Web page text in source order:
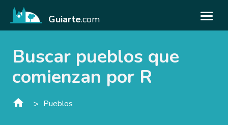
Guiarte.com
Buscar pueblos que
comienzan por R
> Pueblos